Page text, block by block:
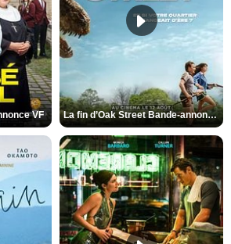
VF La fin d’Oak Street Bande-annonce VO STFR